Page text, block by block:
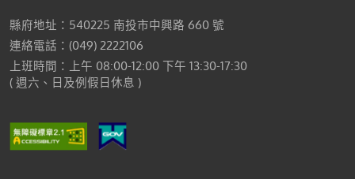
縣府地址：540225 南投市中興路 660 號
連絡電話：(049) 2222106
上班時間：上午 08:00-12:00 下午 13:30-17:30
( 週六、日及例假日休息 )